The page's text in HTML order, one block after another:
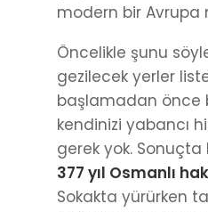
modern bir Avrupa
Öncelikle şunu
gezilecek yerler
başlamadan önce
kendinizi yabancı
gerek yok.
377 yıl Osmanlı
Sokakta yürürken